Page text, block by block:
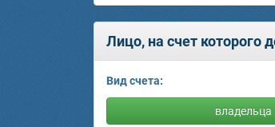
Лицо, на счет
Вид счета:
владельца